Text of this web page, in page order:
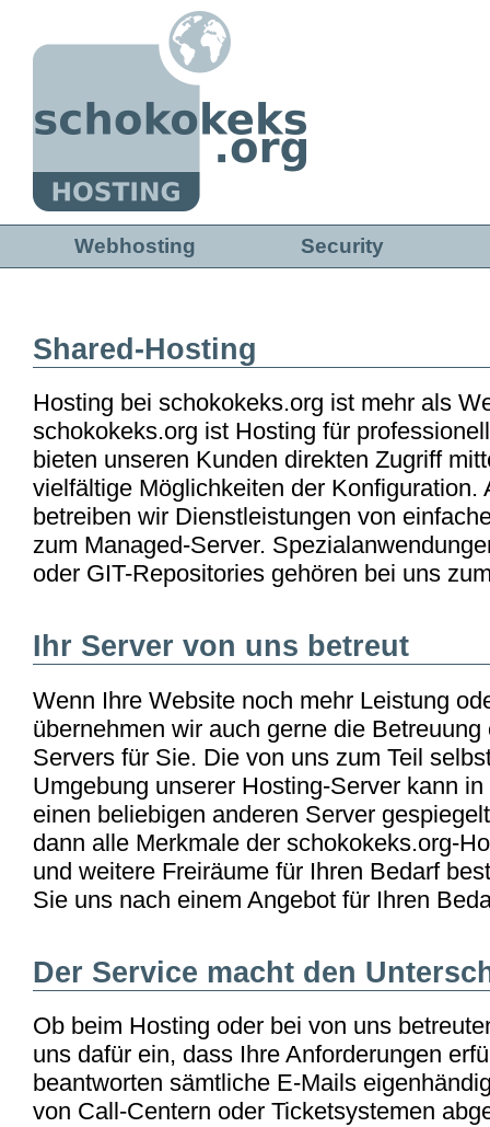
Webhosting Security
Shared-Hosting
Hosting bei schokokeks.org ist mehr als
schokokeks.org ist Hosting für
bieten unseren Kunden direkten Zugriff
vielfältige Möglichkeiten der Konfiguration.
betreiben wir Dienstleistungen von
zum Managed-Server.
oder GIT-Repositories gehören bei uns
Ihr Server von uns betreut
Wenn Ihre Website noch mehr Leistung
übernehmen wir auch gerne die
Servers für Sie. Die von uns zum Teil
Umgebung unserer Hosting-Server kann
einen beliebigen anderen Server
dann alle Merkmale der schokokeks.org-
und weitere Freiräume für Ihren Bedarf
Sie uns nach einem Angebot für Ihren
Der Service macht den
Ob beim Hosting oder bei von uns
uns dafür ein, dass Ihre Anforderungen
beantworten sämtliche E-Mails
von Call-Centern oder Ticketsystemen